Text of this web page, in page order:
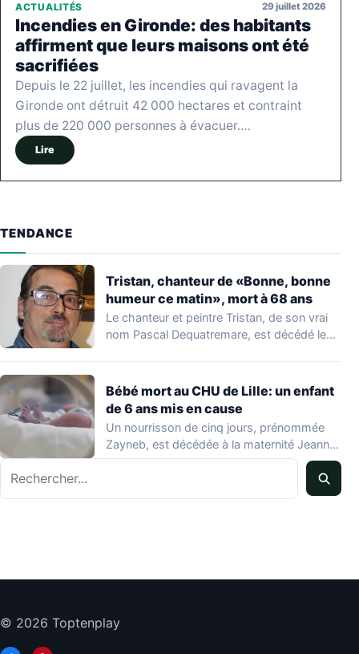
ACTUALITÉS 29 juillet 2026
Incendies en Gironde: des habitants
affirment que leurs maisons ont été
sacrifiées
Depuis le 22 juillet, les incendies qui ravagent la
Gironde ont détruit 42 000 hectares et contraint
plus de 220 000 personnes à évacuer.…
Lire
TENDANCE
Tristan, chanteur de «Bonne, bonne
humeur ce matin», mort à 68 ans
Le chanteur et peintre Tristan, de son vrai
nom Pascal Dequatremare, est décédé le…
Bébé mort au CHU de Lille: un enfant
de 6 ans mis en cause
Un nourrisson de cinq jours, prénommée
Zayneb, est décédée à la maternité Jeanne
de…
Rechercher
© 2026 Toptenplay